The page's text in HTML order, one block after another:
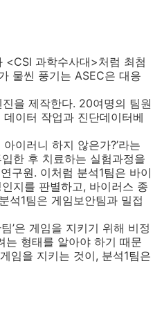
<CSI 과학수사대>처럼 최첨
물씬 풍기는 ASEC은 대응
을 제작한다. 20여명의 팀원
이터 작업과 진단데이터베
이러니 하지 않은가?’라는
한 후 치료하는 실험과정을
구원. 이처럼 분석1팀은 바이
지를 판별하고, 바이러스 종
석1팀은 게임보안팀과 밀접
’은 게임을 지키기 위해 비정
는 형태를 알아야 하기 때문
임을 지키는 것이, 분석1팀은